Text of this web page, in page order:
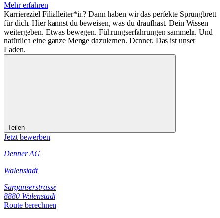
Mehr erfahren
Karriereziel Filialleiter*in? Dann haben wir das perfekte Sprungbrett
für dich. Hier kannst du beweisen, was du draufhast. Dein Wissen
weitergeben. Etwas bewegen. Führungserfahrungen sammeln. Und
natürlich eine ganze Menge dazulernen. Denner. Das ist unser
Laden.
Teilen
Jetzt bewerben
Denner AG
Walenstadt
Sarganserstrasse
8880 Walenstadt
Route berechnen